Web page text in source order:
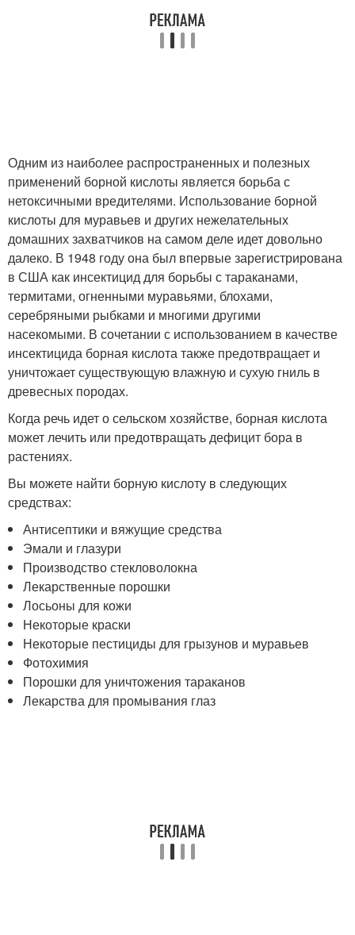
Одним из наиболее распространенных и полезных
применений борной кислоты является борьба с
нетоксичными вредителями. Использование борной
кислоты для муравьев и других нежелательных
домашних захватчиков на самом деле идет довольно
далеко. В 1948 году она был впервые зарегистрирована
в США как инсектицид для борьбы с тараканами,
термитами, огненными муравьями, блохами,
серебряными рыбками и многими другими
насекомыми. В сочетании с использованием в качестве
инсектицида борная кислота также предотвращает и
уничтожает существующую влажную и сухую гниль в
древесных породах.
Когда речь идет о сельском хозяйстве, борная кислота
может лечить или предотвращать дефицит бора в
растениях.
Вы можете найти борную кислоту в следующих
средствах:
Антисептики и вяжущие средства
Эмали и глазури
Производство стекловолокна
Лекарственные порошки
Лосьоны для кожи
Некоторые краски
Некоторые пестициды для грызунов и муравьев
Фотохимия
Порошки для уничтожения тараканов
Лекарства для промывания глаз